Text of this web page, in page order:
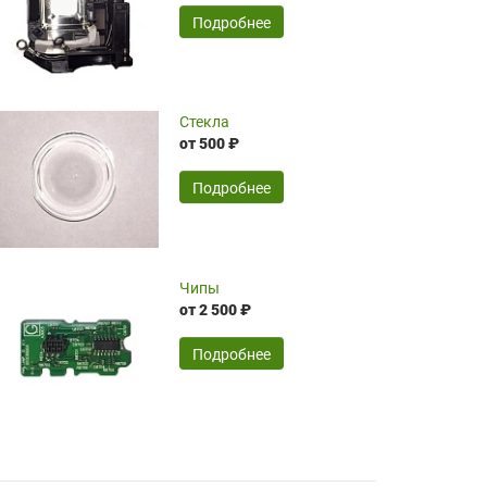
временные затраты по достаточно
оптимизированной стоимости, чему
чрезмерно благодарны!)))
SERGEY FOURSOV,24.04.2026
широкий ассортимент ламп, как оригиналов,
так и аналогов.Быстрое оформление и
передача в доставку, приемлемые цены. Мне
понравилось.
Читать полностью
16.04.2026
Подробнее
Стекла
от 500 ₽
Подробнее
Чипы
от 2 500 ₽
Подробнее